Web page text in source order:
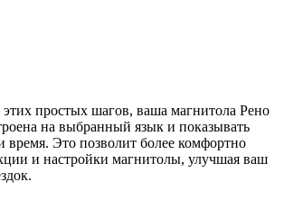
простых шагов, ваша магнитола Рено
на выбранный язык и показывать
время. Это позволит более комфортно
и настройки магнитолы, улучшая ваш